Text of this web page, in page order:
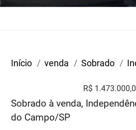
Início venda Sobrado
R$
Sobrado à venda,
do Campo/SP